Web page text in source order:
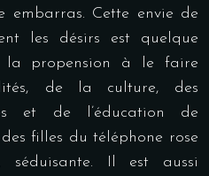
embarras. Cette envie de
les désirs est quelque
la propension à le faire
de la culture, des
et de l’éducation de
filles du téléphone rose
séduisante. Il est aussi